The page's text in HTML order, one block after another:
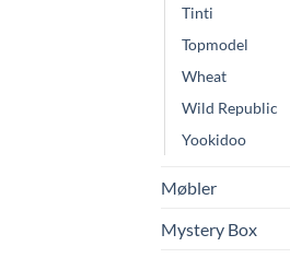
Tinti
Topmodel
Wheat
Wild Republic
Yookidoo
Møbler
Mystery Box